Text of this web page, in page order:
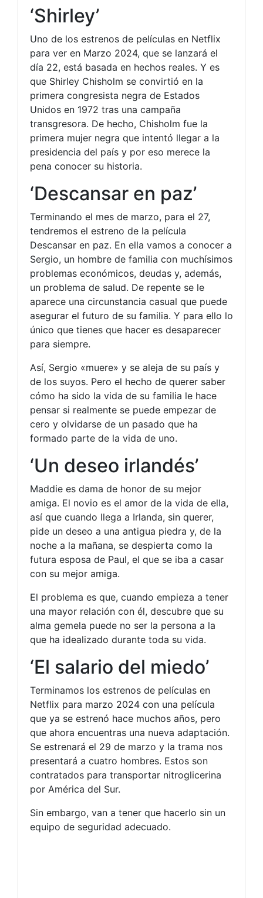
‘Shirley’
Uno de los estrenos de películas en Netflix
para ver en Marzo 2024, que se lanzará el
día 22, está basada en hechos reales. Y es
que Shirley Chisholm se convirtió en la
primera congresista negra de Estados
Unidos en 1972 tras una campaña
transgresora. De hecho, Chisholm fue la
primera mujer negra que intentó llegar a la
presidencia del país y por eso merece la
pena conocer su historia.
‘Descansar en paz’
Terminando el mes de marzo, para el 27,
tendremos el estreno de la película
Descansar en paz. En ella vamos a conocer a
Sergio, un hombre de familia con muchísimos
problemas económicos, deudas y, además,
un problema de salud. De repente se le
aparece una circunstancia casual que puede
asegurar el futuro de su familia. Y para ello lo
único que tienes que hacer es desaparecer
para siempre.
Así, Sergio «muere» y se aleja de su país y
de los suyos. Pero el hecho de querer saber
cómo ha sido la vida de su familia le hace
pensar si realmente se puede empezar de
cero y olvidarse de un pasado que ha
formado parte de la vida de uno.
‘Un deseo irlandés’
Maddie es dama de honor de su mejor
amiga. El novio es el amor de la vida de ella,
así que cuando llega a Irlanda, sin querer,
pide un deseo a una antigua piedra y, de la
noche a la mañana, se despierta como la
futura esposa de Paul, el que se iba a casar
con su mejor amiga.
El problema es que, cuando empieza a tener
una mayor relación con él, descubre que su
alma gemela puede no ser la persona a la
que ha idealizado durante toda su vida.
‘El salario del miedo’
Terminamos los estrenos de películas en
Netflix para marzo 2024 con una película
que ya se estrenó hace muchos años, pero
que ahora encuentras una nueva adaptación.
Se estrenará el 29 de marzo y la trama nos
presentará a cuatro hombres. Estos son
contratados para transportar nitroglicerina
por América del Sur.
Sin embargo, van a tener que hacerlo sin un
equipo de seguridad adecuado.